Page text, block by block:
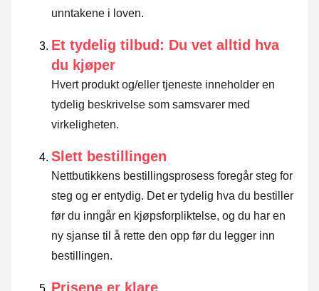
unntakene i loven.
Et tydelig tilbud: Du vet alltid hva
du kjøper
Hvert produkt og/eller tjeneste inneholder en
tydelig beskrivelse som samsvarer med
virkeligheten.
Slett bestillingen
Nettbutikkens bestillingsprosess foregår steg for
steg og er entydig. Det er tydelig hva du bestiller
før du inngår en kjøpsforpliktelse, og du har en
ny sjanse til å rette den opp før du legger inn
bestillingen.
Prisene er klare